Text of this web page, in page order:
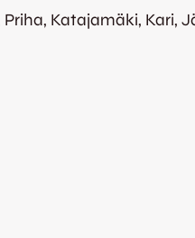
Katajamäki, Kari,